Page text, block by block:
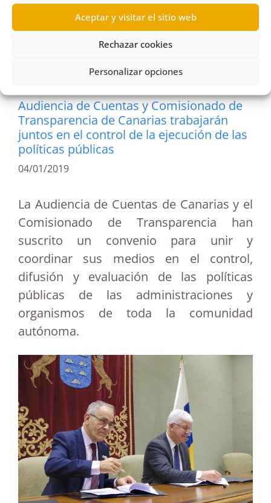
Aceptar y visitar el sitio web
Rechazar cookies
Personalizar opciones
Ayuntamiento de Valle Gran Rey,Certificado
Conocimiento,Consideración,Estimatoria
Audiencia de Cuentas y Comisionado de
Transparencia de Canarias trabajarán
juntos en el control de la ejecución de las
políticas públicas
04/01/2019
La Audiencia de Cuentas de Canarias y el
Comisionado de Transparencia han
suscrito un convenio para unir y
coordinar sus medios en el control,
difusión y evaluación de las políticas
públicas de las administraciones y
organismos de toda la comunidad
autónoma.